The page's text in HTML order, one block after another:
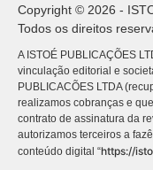
Copyright © 2026 -
Todos os direitos
A ISTOÉ PUBLICAÇÕES
vinculação editorial e
PUBLICACÕES LTDA
realizamos cobranças e
contrato de assinatura da
autorizamos terceiros a
conteúdo digital “https://